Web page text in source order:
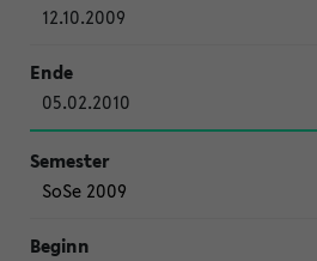
12.10.2009
05.02.2010
SoSe 2009